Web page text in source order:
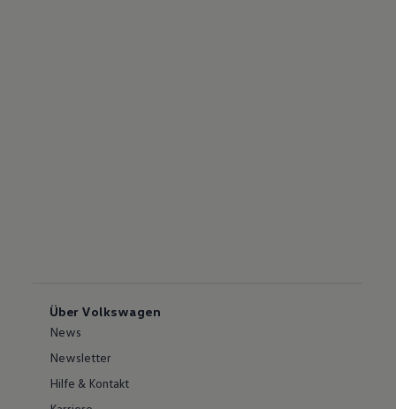
Über Volkswagen
News
Newsletter
Hilfe & Kontakt